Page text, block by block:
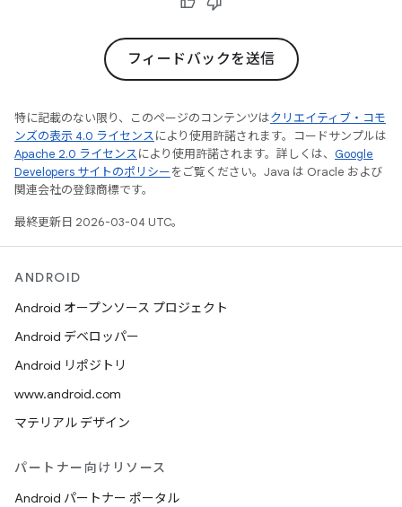
フィードバックを送信
特に記載のない限り、このページのコンテンツはクリエイティブ・コモ
ンズの表示 4.0 ライセンスにより使用許諾されます。コードサンプルは
Apache 2.0 ライセンスにより使用許諾されます。詳しくは、 Google
Developers サイトのポリシーをご覧ください。Java は Oracle および
関連会社の登録商標です。
最終更新日 2026-03-04 UTC。
ANDROID
Android オープンソース プロジェクト
Android デベロッパー
Android リポジトリ
www.android.com
マテリアル デザイン
パートナー向けリソース
Android パートナー ポータル